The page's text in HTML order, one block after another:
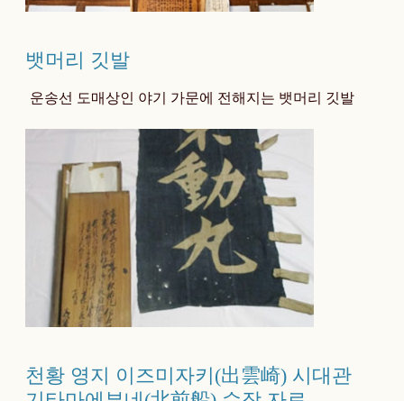
뱃머리 깃발
운송선 도매상인 야기 가문에 전해지는 뱃머리 깃발
천황 영지 이즈미자키(出雲崎) 시대관